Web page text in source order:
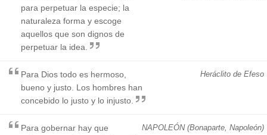
para perpetuar la especie; la
naturaleza forma y escoge
aquellos que son dignos de
perpetuar la idea.
Heráclito de Efeso
Para Dios todo es hermoso,
bueno y justo. Los hombres han
concebido lo justo y lo injusto.
NAPOLEÓN (Bonaparte, Napoleón)
Para gobernar hay que